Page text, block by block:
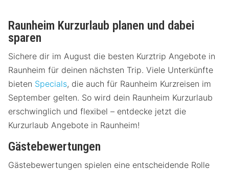
Raunheim Kurzurlaub planen und dabei
sparen
Sichere dir im August die besten Kurztrip Angebote in
Raunheim für deinen nächsten Trip. Viele Unterkünfte
bieten Specials, die auch für Raunheim Kurzreisen im
September gelten. So wird dein Raunheim Kurzurlaub
erschwinglich und flexibel – entdecke jetzt die
Kurzurlaub Angebote in Raunheim!
Gästebewertungen
Gästebewertungen spielen eine entscheidende Rolle